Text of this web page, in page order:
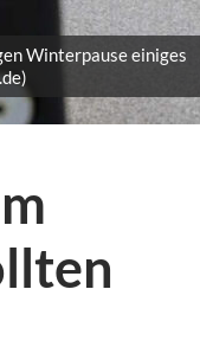
Winterpause einiges